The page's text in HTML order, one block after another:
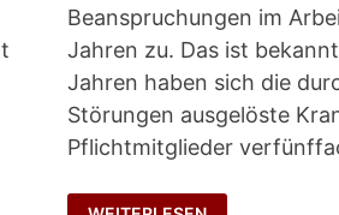
Beanspruchungen im
Jahren zu. Das ist
Jahren haben sich die
Störungen ausgelöste
Pflichtmitglieder
AN